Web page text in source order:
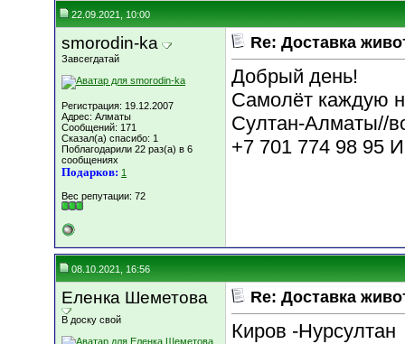
22.09.2021, 10:00
smorodin-ka
Завсегдатай
Регистрация: 19.12.2007
Адрес: Алматы
Сообщений: 171
Сказал(а) спасибо: 1
Поблагодарили 22 раз(а) в 6
сообщениях
Подарков: 1
Вес репутации: 72
Re: Доставка
Добрый день!
Самолёт каждую
Султан-Алматы//
+7 701 774 98 95
08.10.2021, 16:56
Еленка Шеметова
В доску свой
Re: Доставка
Киров -Нурсултан